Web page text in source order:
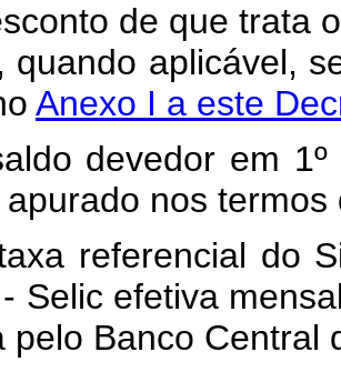
de que trata
, quando aplicável,
Anexo I a este
devedor em
nos
referencial do
Selic efetiva
pelo Banco Central